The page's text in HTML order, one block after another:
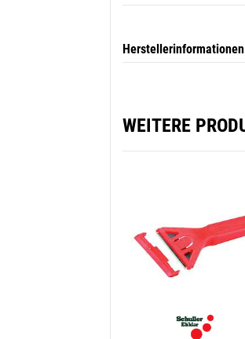
Herstellerinformationen
WEITERE